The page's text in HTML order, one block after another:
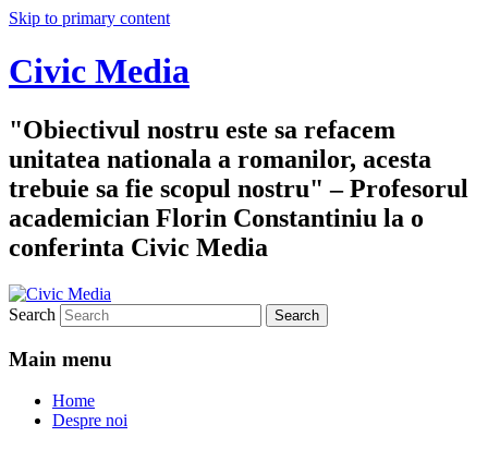
Skip to primary content
Civic Media
"Obiectivul nostru este sa refacem
unitatea nationala a romanilor, acesta
trebuie sa fie scopul nostru" – Profesorul
academician Florin Constantiniu la o
conferinta Civic Media
Search
Main menu
Home
Despre noi